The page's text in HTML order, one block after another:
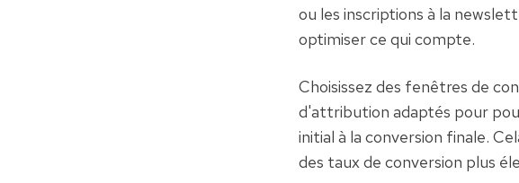
ou les inscriptions à la
optimiser ce qui compte.
Choisissez des fenêtres de
d'attribution adaptés pour
initial à la conversion finale.
des taux de conversion plus